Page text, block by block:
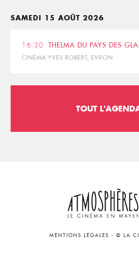
SAMEDI 15 AOÛT 2026
16:30 THELMA DU PAYS DES
CINÉMA YVES ROBERT, EVRON
TOUT
MENTIONS LÉGALES - © LA